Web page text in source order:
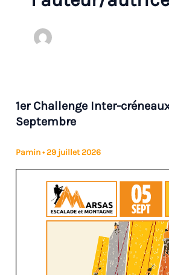
1er Challenge Inter-
Septembre
Pamin•29 juillet 2026